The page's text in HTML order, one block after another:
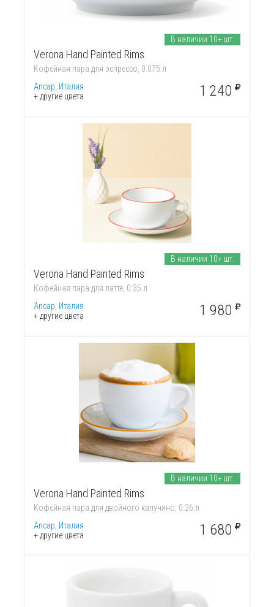
Verona Hand Painted Rims
Кофейная пара для эспрессо, 0.075 л
Ancap, Италия
+ другие цвета
В наличии 10+ шт.
1 240
Verona Hand Painted Rims
Кофейная пара для латте, 0.35 л
Ancap, Италия
+ другие цвета
В наличии 10+ шт.
1 980
Verona Hand Painted Rims
Кофейная пара для двойного капучино, 0.26 л
Ancap, Италия
+ другие цвета
В наличии 10+ шт.
1 680